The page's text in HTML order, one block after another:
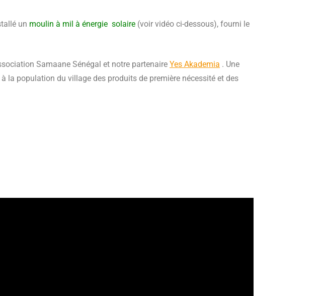
un moulin à mil à énergie solaire (voir vidéo ci-dessous), fourni le
Samaane Sénégal et notre partenaire Yes Akademia . Une
la population du village des produits de première nécessité et des